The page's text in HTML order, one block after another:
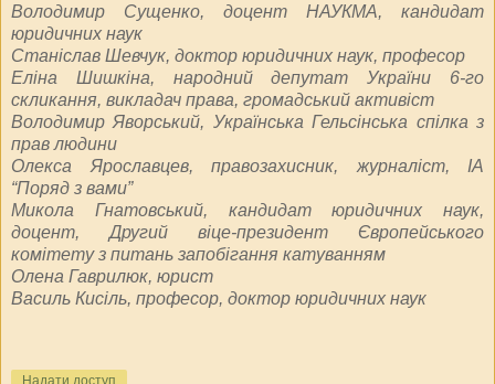
Володимир Сущенко, доцент НАУКМА, кандидат
юридичних наук
Станіслав Шевчук, доктор юридичних наук, професор
Еліна Шишкіна, народний депутат України 6-го
скликання, викладач права, громадський активіст
Володимир Яворський, Українська Гельсінська спілка з
прав людини
Олекса Ярославцев, правозахисник, журналіст, ІА
“Поряд з вами”
Микола Гнатовський, кандидат юридичних наук,
доцент, Другий віце-президент Європейського
комітету з питань запобігання катуванням
Олена Гаврилюк, юрист
Василь Кисіль, професор, доктор юридичних наук